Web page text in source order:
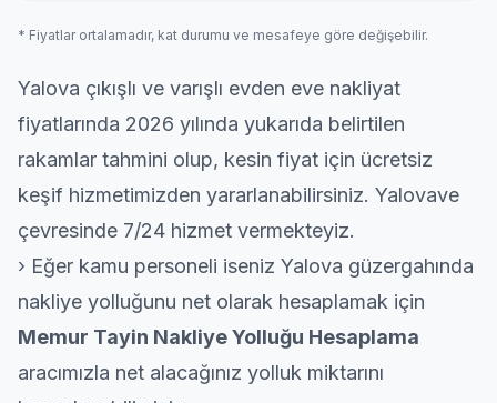
* Fiyatlar ortalamadır, kat durumu ve mesafeye göre değişebilir.
Yalova çıkışlı ve varışlı evden eve nakliyat
fiyatlarında 2026 yılında yukarıda belirtilen
rakamlar tahmini olup, kesin fiyat için ücretsiz
keşif hizmetimizden yararlanabilirsiniz. Yalovave
çevresinde 7/24 hizmet vermekteyiz.
› Eğer kamu personeli iseniz Yalova güzergahında
nakliye yolluğunu net olarak hesaplamak için
Memur Tayin Nakliye Yolluğu Hesaplama
aracımızla net alacağınız yolluk miktarını